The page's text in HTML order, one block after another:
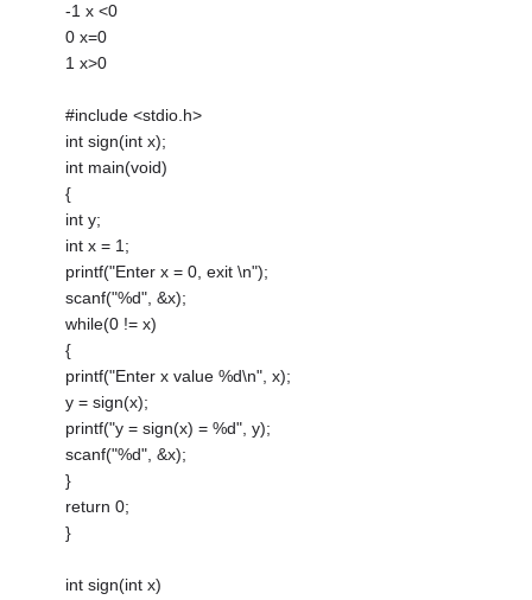
-1 x <0
0 x=0
1 x>0
#include <stdio.h>
int sign(int x);
int main(void)
{
int y;
int x = 1;
printf("Enter x = 0, exit \n");
scanf("%d", &x);
while(0 != x)
{
printf("Enter x value %d\n", x);
y = sign(x);
printf("y = sign(x) = %d", y);
scanf("%d", &x);
}
return 0;
}
int sign(int x)